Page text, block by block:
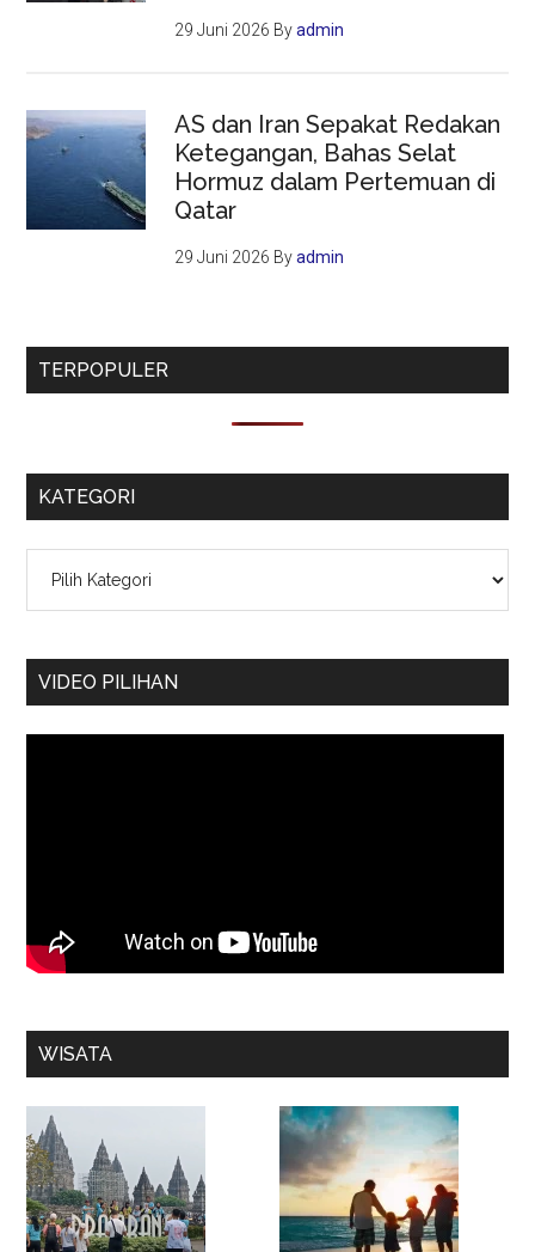
29 Juni 2026 Byadmin
AS dan Iran Sepakat Redakan
Ketegangan, Bahas Selat
Hormuz dalam Pertemuan di
Qatar
29 Juni 2026 Byadmin
TERPOPULER
KATEGORI
VIDEO PILIHAN
WISATA